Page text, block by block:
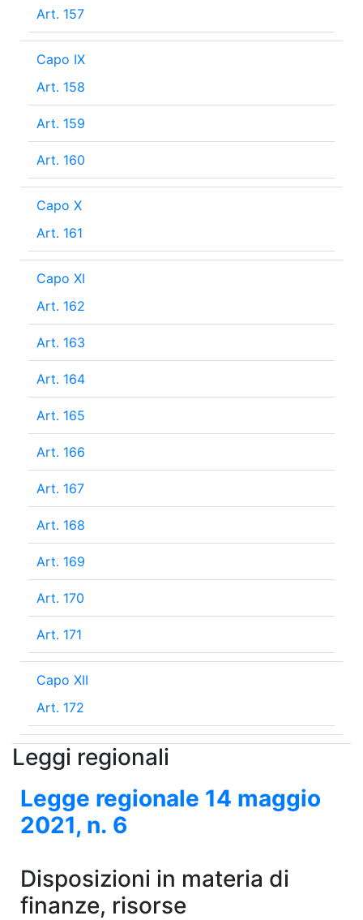
Art. 157
Capo IX
Art. 158
Art. 159
Art. 160
Capo X
Art. 161
Capo XI
Art. 162
Art. 163
Art. 164
Art. 165
Art. 166
Art. 167
Art. 168
Art. 169
Art. 170
Art. 171
Capo XII
Art. 172
Leggi regionali
Legge regionale 14 maggio
2021, n. 6
Disposizioni in materia di
finanze, risorse